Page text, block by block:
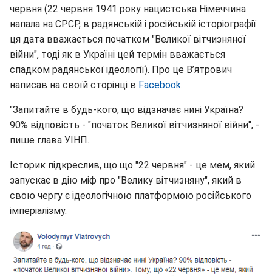
червня (22 червня 1941 року нацистська Німеччина
напала на СРСР, в радянській і російській історіографії
ця дата вважається початком "Великої вітчизняної
війни", тоді як в Україні цей термін вважається
спадком радянської ідеології). Про це В’ятрович
написав на своїй сторінці в Facebook.
"Запитайте в будь-кого, що відзначає нині Україна?
90% відповість - "початок Великої вітчизняної війни", -
пише глава УІНП.
Історик підкреслив, що що "22 червня" - це мем, який
запускає в дію міф про "Велику вітчизняну", який в
свою чергу є ідеологічною платформою російського
імперіалізму.